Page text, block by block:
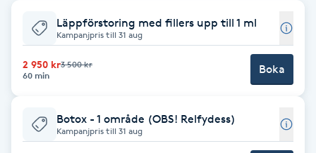
Babylights
Balayage
Barber
Läppförstoring med fillers upp till 1 ml
Kampanjpris till 31 aug
2 950 kr3 500 kr
60 min
Boka
Botox - 1 område (OBS! Relfydess)
Kampanjpris till 31 aug